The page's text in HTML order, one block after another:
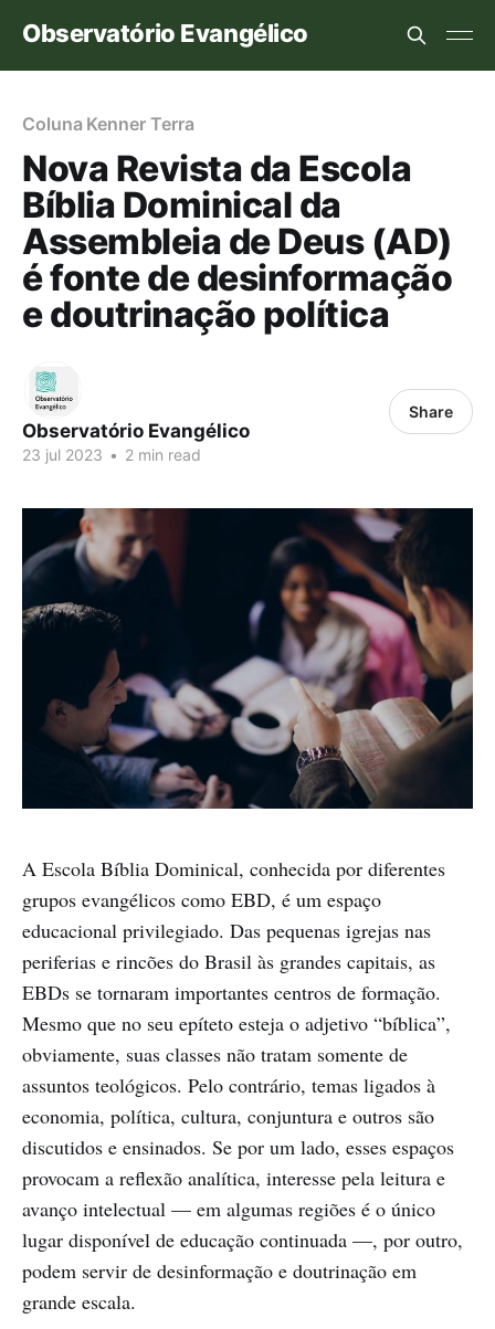
Observatório Evangélico
Coluna Kenner Terra
Nova Revista da Escola
Bíblia Dominical da
Assembleia de Deus (AD)
é fonte de desinformação
e doutrinação política
Observatório Evangélico
23 jul 2023 • 2 min read
Share
A Escola Bíblia Dominical, conhecida por diferentes
grupos evangélicos como EBD, é um espaço
educacional privilegiado. Das pequenas igrejas nas
periferias e rincões do Brasil às grandes capitais, as
EBDs se tornaram importantes centros de formação.
Mesmo que no seu epíteto esteja o adjetivo “bíblica”,
obviamente, suas classes não tratam somente de
assuntos teológicos. Pelo contrário, temas ligados à
economia, política, cultura, conjuntura e outros são
discutidos e ensinados. Se por um lado, esses espaços
provocam a reflexão analítica, interesse pela leitura e
avanço intelectual — em algumas regiões é o único
lugar disponível de educação continuada —, por outro,
podem servir de desinformação e doutrinação em
grande escala.